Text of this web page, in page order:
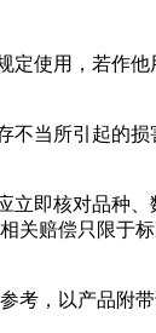
定使用，若作
不当所引起的
立即核对品种
关赔偿只限于
考，以产品附带